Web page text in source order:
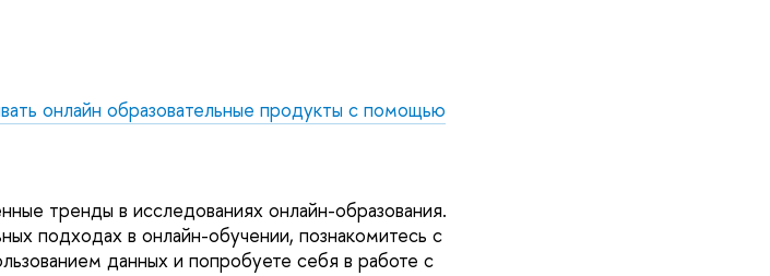
онлайн образовательные продукты с помощью
тренды в исследованиях онлайн-образования.
подходах в онлайн-обучении, познакомитесь с
данных и попробуете себя в работе с